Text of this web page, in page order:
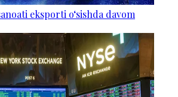
eksporti o‘sishda davom